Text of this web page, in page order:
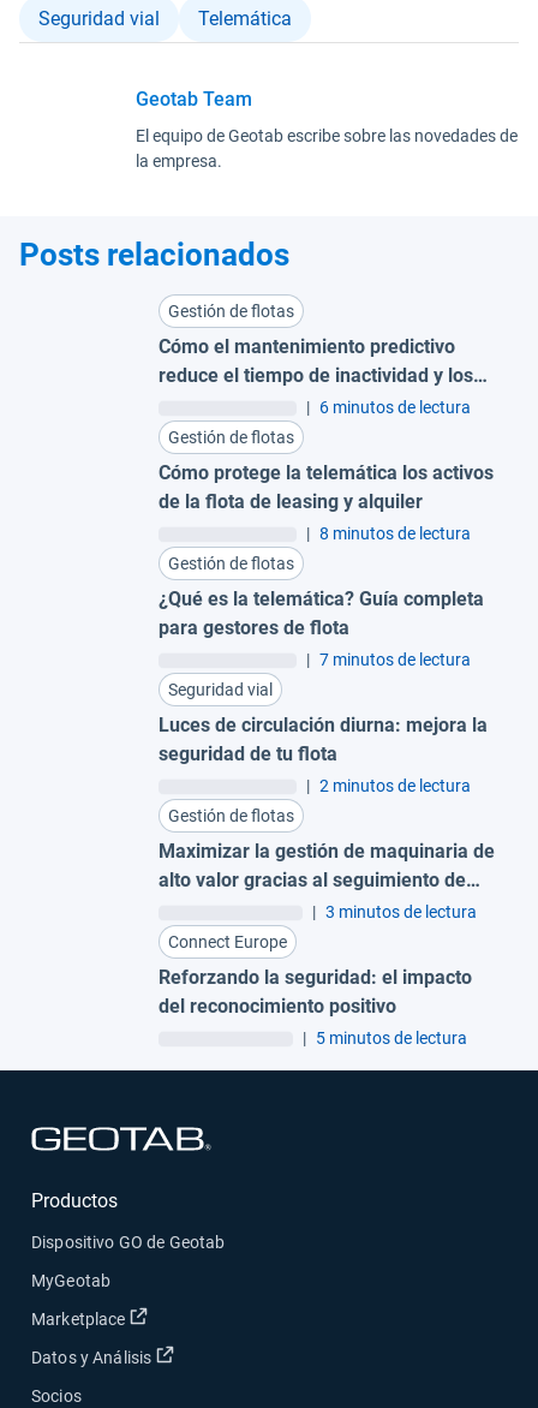
Seguridad vial Telemática
Geotab Team
El equipo de Geotab escribe sobre las novedades de
la empresa.
Posts relacionados
Gestión de flotas
Cómo el mantenimiento predictivo
reduce el tiempo de inactividad y los
costes para grandes flotas
| 6 minutos de lectura
Gestión de flotas
Cómo protege la telemática los activos
de la flota de leasing y alquiler
| 8 minutos de lectura
Gestión de flotas
¿Qué es la telemática? Guía completa
para gestores de flota
| 7 minutos de lectura
Seguridad vial
Luces de circulación diurna: mejora la
seguridad de tu flota
| 2 minutos de lectura
Gestión de flotas
Maximizar la gestión de maquinaria de
alto valor gracias al seguimiento de
activos de construcción
| 3 minutos de lectura
Connect Europe
Reforzando la seguridad: el impacto
del reconocimiento positivo
| 5 minutos de lectura
Productos
Dispositivo GO de Geotab
MyGeotab
Marketplace
Abrir en una nueva ventana
Datos y Análisis Abrir en una nueva ventana
Socios